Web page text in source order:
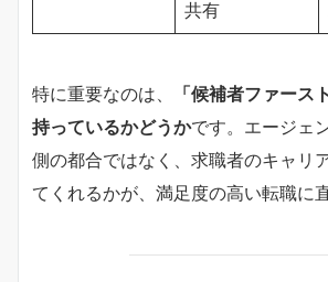
共有
特に重要なのは、
「候補者ファース
持っているかどうかです。エージェ
側の都合ではなく、求職者のキャリ
てくれるかが、満足度の高い転職に